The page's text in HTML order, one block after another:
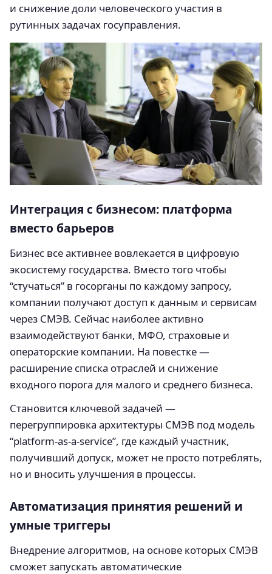
и снижение доли человеческого участия в
рутинных задачах госуправления.
Интеграция с бизнесом: платформа
вместо барьеров
Бизнес все активнее вовлекается в цифровую
экосистему государства. Вместо того чтобы
“стучаться” в госорганы по каждому запросу,
компании получают доступ к данным и сервисам
через СМЭВ. Сейчас наиболее активно
взаимодействуют банки, МФО, страховые и
операторские компании. На повестке —
расширение списка отраслей и снижение
входного порога для малого и среднего бизнеса.
Становится ключевой задачей —
перегруппировка архитектуры СМЭВ под модель
“platform-as-a-service”, где каждый участник,
получивший допуск, может не просто потреблять,
но и вносить улучшения в процессы.
Автоматизация принятия решений и
умные триггеры
Внедрение алгоритмов, на основе которых СМЭВ
сможет запускать автоматические